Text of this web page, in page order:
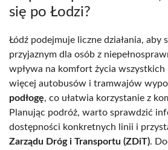
się po Łodzi?
Łódź podejmuje liczne działania, aby
przyjaznym dla osób z
wpływa na komfort życia wszystkich
więcej autobusów i tramwajów
podłogę, co ułatwia korzystanie z
Planując podróż, warto sprawdzić
dostępności konkretnych linii i
Zarządu Dróg i Transportu (ZDiT).